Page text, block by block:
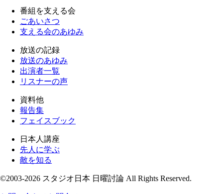
番組を支える会
ごあいさつ
支える会のあゆみ
放送の記録
放送のあゆみ
出演者一覧
リスナーの声
資料他
報告集
フェイスブック
日本人講座
先人に学ぶ
敵を知る
©2003-2026 スタジオ日本 日曜討論 All Rights Reserved.